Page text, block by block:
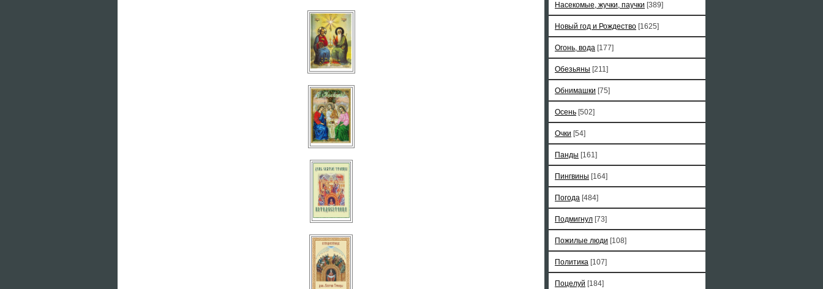
Насекомые, жучки, паучки [389]
Новый год и Рождество [1625]
Огонь, вода [177]
Обезьяны [211]
Обнимашки [75]
Осень [502]
Очки [54]
Панды [161]
Пингвины [164]
Погода [484]
Подмигнул [73]
Пожилые люди [108]
Политика [107]
Поцелуй [184]